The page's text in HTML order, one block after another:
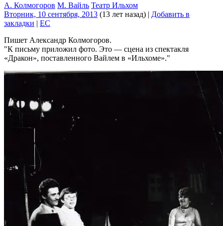
А. Колмогоров М. Вайль Театр Ильхом
Вторник, 10 сентября, 2013 (13 лет назад) | Добавить в
закладки | EC
Пишет Александр Колмогоров.
К письму приложил фото. Это — сцена из спектакля
«Дракон», поставленного Вайлем в «Ильхоме».